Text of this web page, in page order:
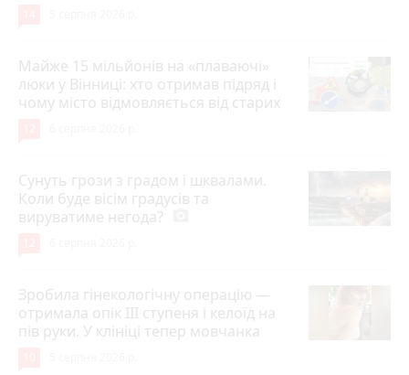
Майже 15 мільйонів на «плаваючі»
люки у Вінниці: хто отримав підряд і
чому місто відмовляється від старих
Сунуть грози з градом і шквалами.
Коли буде вісім градусів та
вируватиме негода?
Зробила гінекологічну операцію —
отримала опік ІІІ ступеня і келоїд на
пів руки. У клініці тепер мовчанка